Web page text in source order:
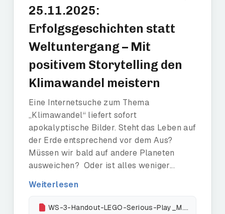
25.11.2025:
Erfolgsgeschichten statt
Weltuntergang – Mit
positivem Storytelling den
Klimawandel meistern
Eine Internetsuche zum Thema
„Klimawandel“ liefert sofort
apokalyptische Bilder. Steht das Leben auf
der Erde entsprechend vor dem Aus?
Müssen wir bald auf andere Planeten
ausweichen? Oder ist alles weniger...
Weiterlesen
WS-3-Handout-LEGO-Serious-Play_M.-Barsakidis